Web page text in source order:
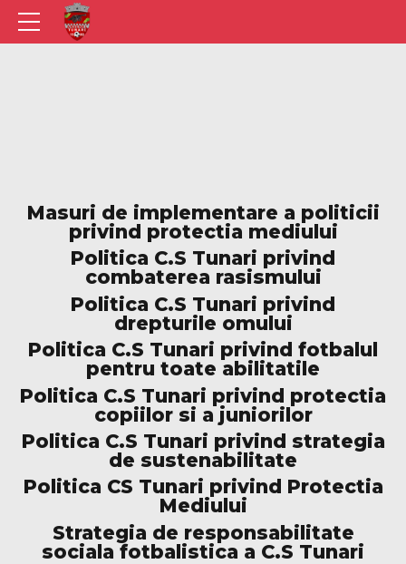
Masuri de implementare a politicii
privind protectia mediului
Politica C.S Tunari privind
combaterea rasismului
Politica C.S Tunari privind
drepturile omului
Politica C.S Tunari privind fotbalul
pentru toate abilitatile
Politica C.S Tunari privind protectia
copiilor si a juniorilor
Politica C.S Tunari privind strategia
de sustenabilitate
Politica CS Tunari privind Protectia
Mediului
Strategia de responsabilitate
sociala fotbalistica a C.S Tunari